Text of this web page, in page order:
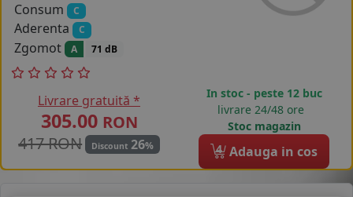
Consum
C
Aderenta C
Zgomot A 71 dB
Livrare gratuită *
305.00 RON
417 RON
Discount 26%
In stoc - peste 12 buc
livrare 24/48 ore
Stoc magazin
4 Adauga in cos